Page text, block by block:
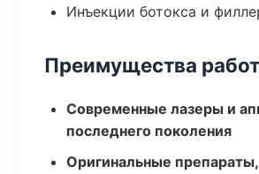
Инъекции ботокса и
Преимущества
Современные лазеры и
последнего поколения
Оригинальные препараты,